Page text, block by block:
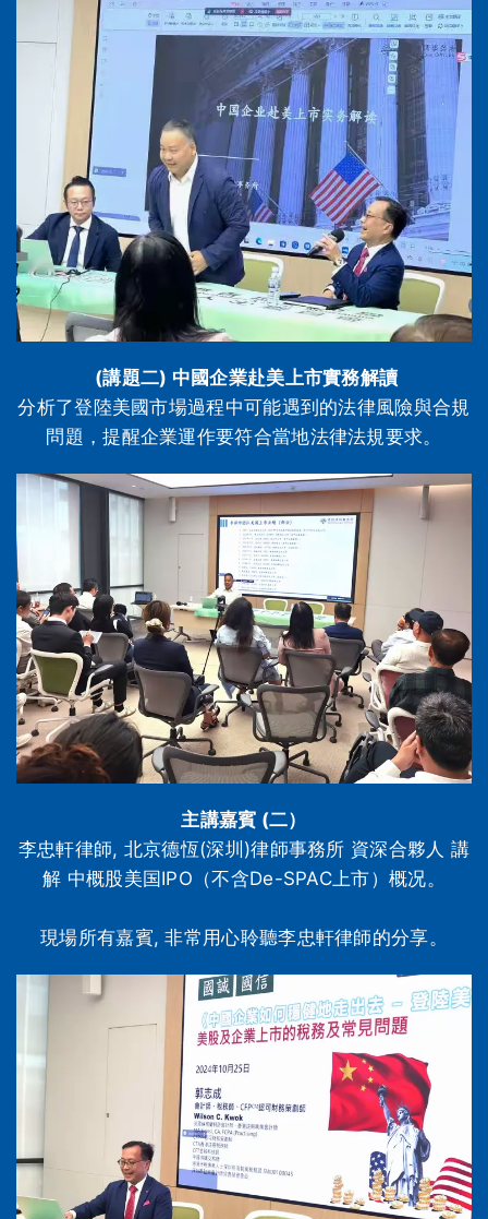
(講題二) 中國企業赴美上市實務解讀
分析了登陸美國市場過程中可能遇到的法律風險與合規
問題，提醒企業運作要符合當地法律法規要求。
主講嘉賓 (二）
李忠軒律師, 北京德恆(深圳)律師事務所 資深合夥人 講
解 中概股美国IPO（不含De-SPAC上市）概况。
現場所有嘉賓, 非常用心聆聽李忠軒律師的分享。